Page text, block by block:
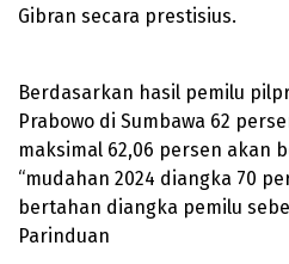
Gibran secara prestisius.
Berdasarkan hasil pemilu
Prabowo di Sumbawa 62
maksimal 62,06 persen akan
“mudahan 2024 diangka 70
bertahan diangka pemilu
Parinduan